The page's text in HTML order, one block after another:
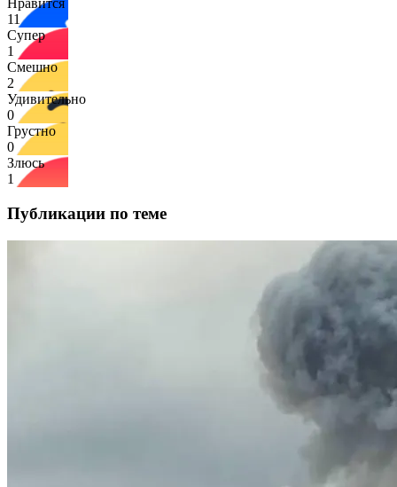
Нравится
11
Супер
1
Смешно
2
Удивительно
0
Грустно
0
Злюсь
1
Публикации по теме